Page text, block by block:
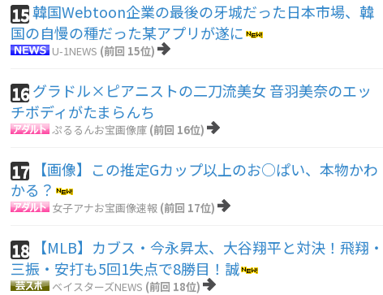
15韓国Webtoon企業の最後の牙城だった日本市場、韓
国の自慢の種だった某アプリが遂に
U-1NEWS (前回 15位)
16 グラドル×ピアニストの二刀流美女 音羽美奈のエッ
チボディがたまらんち
ぷるるんお宝画像庫 (前回 16位)
17
【画像】この推定Gカップ以上のお○ぱい、本物かわ
かる？
女子アナお宝画像速報 (前回 17位)
18
【MLB】カブス・今永昇太、大谷翔平と対決！飛翔・
三振・安打も5回1失点で8勝目！誠
ベイスターズNEWS (前回 18位)